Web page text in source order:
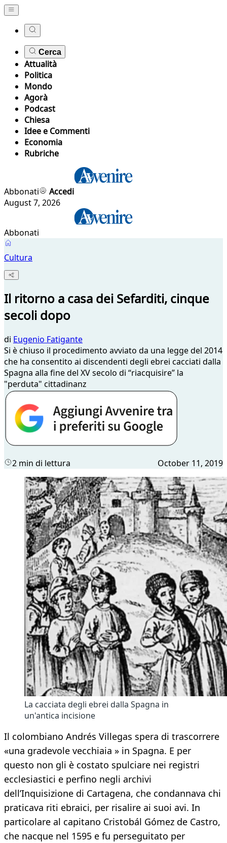
Cerca
Attualità
Politica
Mondo
Agorà
Podcast
Chiesa
Idee e Commenti
Economia
Rubriche
Abbonati
Accedi
August 7, 2026
Abbonati
Cultura
Il ritorno a casa dei Sefarditi, cinque
secoli dopo
di Eugenio Fatigante
Si è chiuso il procedimento avviato da una legge del 2014
che ha consentito ai discendenti degli ebrei cacciati dalla
Spagna alla fine del XV secolo di “riacquisire” la
"perduta" cittadinanz
2 min di lettura October 11, 2019
La cacciata degli ebrei dalla Spagna in
un'antica incisione
Il colombiano Andrés Villegas spera di trascorrere
«una gradevole vecchiaia » in Spagna. E per
questo non gli è costato spulciare nei registri
ecclesiastici e perfino negli archivi
dell’Inquisizione di Cartagena, che condannava chi
praticava riti ebraici, per risalire ai suoi avi. In
particolare al capitano Cristobál Gómez de Castro,
che nacque nel 1595 e fu perseguitato per